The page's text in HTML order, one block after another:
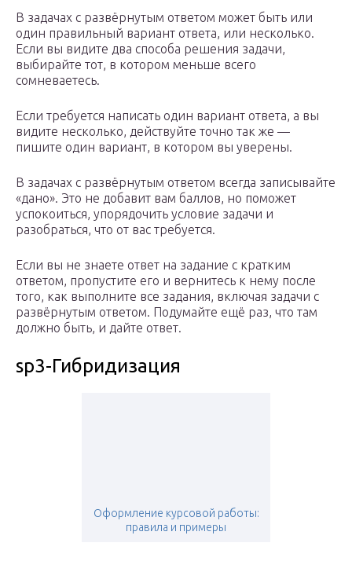
В задачах с развёрнутым ответом может быть или
один правильный вариант ответа, или несколько.
Если вы видите два способа решения задачи,
выбирайте тот, в котором меньше всего
сомневаетесь.
Если требуется написать один вариант ответа, а вы
видите несколько, действуйте точно так же —
пишите один вариант, в котором вы уверены.
В задачах с развёрнутым ответом всегда записывайте
«дано». Это не добавит вам баллов, но поможет
успокоиться, упорядочить условие задачи и
разобраться, что от вас требуется.
Если вы не знаете ответ на задание с кратким
ответом, пропустите его и вернитесь к нему после
того, как выполните все задания, включая задачи с
развёрнутым ответом. Подумайте ещё раз, что там
должно быть, и дайте ответ.
sp3-Гибридизация
Оформление курсовой работы:
правила и примеры